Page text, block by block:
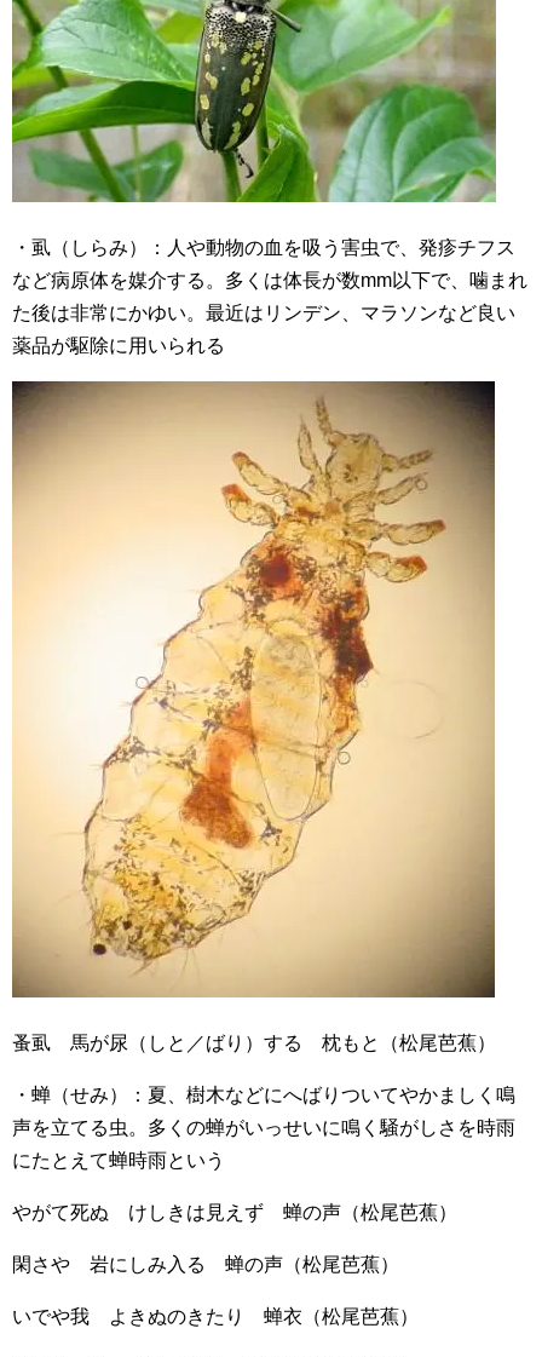
・虱（しらみ）：人や動物の血を吸う害虫で、発疹チフス
など病原体を媒介する。多くは体長が数mm以下で、噛まれ
た後は非常にかゆい。最近はリンデン、マラソンなど良い
薬品が駆除に用いられる
蚤虱 馬が尿（しと／ばり）する 枕もと（松尾芭蕉）
・蝉（せみ）：夏、樹木などにへばりついてやかましく鳴
声を立てる虫。多くの蝉がいっせいに鳴く騒がしさを時雨
にたとえて蝉時雨という
やがて死ぬ けしきは見えず 蝉の声（松尾芭蕉）
閑さや 岩にしみ入る 蝉の声（松尾芭蕉）
いでや我 よきぬのきたり 蝉衣（松尾芭蕉）